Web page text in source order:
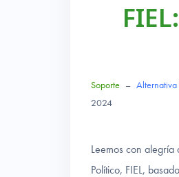
Soporte –
2024
Leemos con
Político, FIEL,